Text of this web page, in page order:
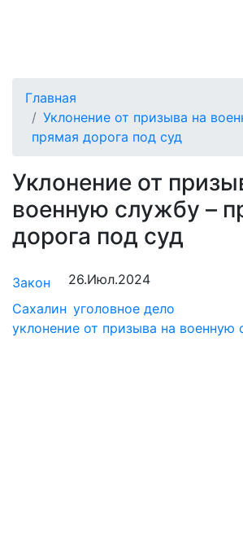
Главная
Уклонение от призыва на
прямая дорога под суд
Уклонение от
военную службу –
дорога под суд
Закон
26.Июл.2024
Сахалин уголовное дело
уклонение от призыва на военную